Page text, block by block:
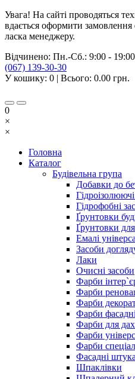
Увага! На сайті проводяться
вдається оформити
ласка менеджеру.
Відчинено: Пн.-Сб.: 9:00 -
(067) 139-30-30
У кошику: 0 | Всього: 0.00 грн.
0
×
×
Головна
Каталог
Будівельна група
Добавки до
Гідрофобні
Ґрунтовки
Ґрунтовки
Емалі
Засоби
Лаки
Очисні засоби
Фарби
Фарби
Фарби
Фарби фасадні
Фарби для
Фарби
Фарби
Фасадні
Шпаклівки